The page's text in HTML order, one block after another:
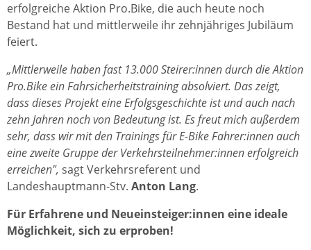
erfolgreiche Aktion Pro.Bike, die auch heute noch
Bestand hat und mittlerweile ihr zehnjähriges Jubiläum
feiert.
„Mittlerweile haben fast 13.000 Steirer:innen durch die Aktion
Pro.Bike ein Fahrsicherheitstraining absolviert. Das zeigt,
dass dieses Projekt eine Erfolgsgeschichte ist und auch nach
zehn Jahren noch von Bedeutung ist. Es freut mich außerdem
sehr, dass wir mit den Trainings für E-Bike Fahrer:innen auch
eine zweite Gruppe der Verkehrsteilnehmer:innen erfolgreich
erreichen", sagt Verkehrsreferent und
Landeshauptmann-Stv. Anton Lang.
Für Erfahrene und Neueinsteiger:innen eine ideale
Möglichkeit, sich zu erproben!